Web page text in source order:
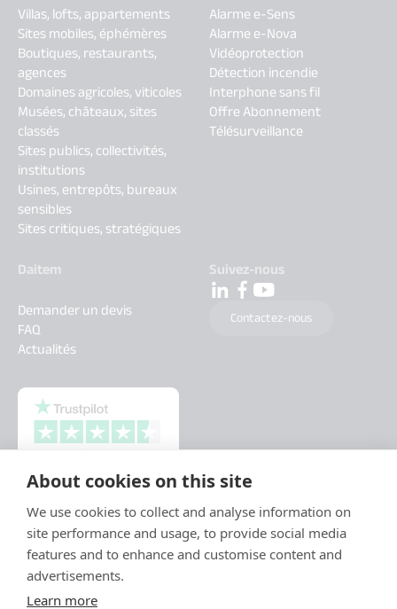
About cookies on this site
We use cookies to collect and analyse information on
site performance and usage, to provide social media
features and to enhance and customise content and
advertisements.
Learn more
Villas, lofts, appartements
Sites mobiles, éphémères
Boutiques, restaurants,
agences
Domaines agricoles, viticoles
Musées, châteaux, sites
classés
Sites publics, collectivités,
institutions
Usines, entrepôts, bureaux
sensibles
Sites critiques, stratégiques
Alarme e-Sens
Alarme e-Nova
Vidéoprotection
Détection incendie
Interphone sans fil
Offre Abonnement
Télésurveillance
Daitem
Demander un devis
FAQ
Actualités
Suivez-nous
Contactez-nous